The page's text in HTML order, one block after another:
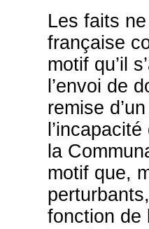
Les faits
française
motif qu’il
l’envoi de
remise
la
motif que,
fonction de